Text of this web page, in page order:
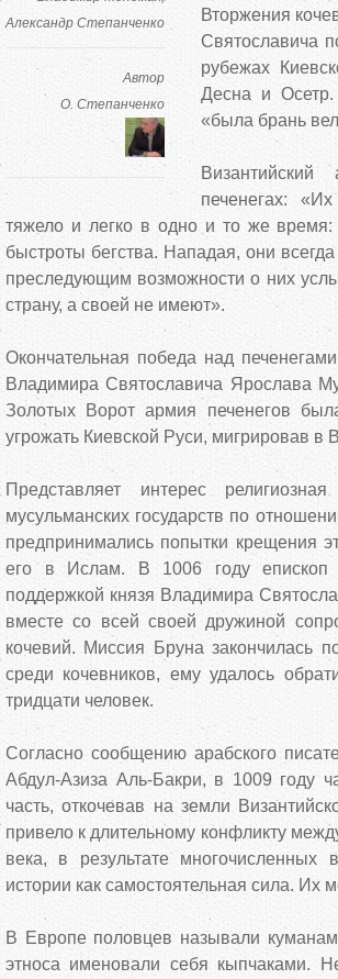
Александр Степанченко
Автор
О. Степанченко
Вторжения
Святославича
рубежах
Десна и Осетр.
«была брань
печенегах:
тяжело и легко в одно и то же
быстроты бегства. Нападая, они
преследующим возможности о них
страну, а своей не имеют».
Окончательная победа над
Владимира Святославича Ярослава
Золотых Ворот армия печенегов
угрожать Киевской Руси, мигрировав
Представляет интерес
мусульманских государств по
предпринимались попытки крещения
его в Ислам. В 1006 году епископ
поддержкой князя Владимира
вместе со всей своей дружиной
кочевий. Миссия Бруна закончилась
среди кочевников, ему удалось
тридцати человек.
Согласно сообщению арабского
Абдул-Азиза Аль-Бакри, в 1009 году
часть, откочевав на земли
привело к длительному конфликту
века, в результате многочисленных
истории как самостоятельная сила. Их
В Европе половцев называли
этноса именовали себя кыпчаками.